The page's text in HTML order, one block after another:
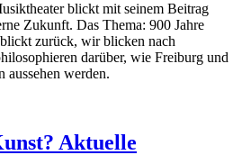
blickt mit seinem Beitrag
Zukunft. Das Thema: 900 Jahre
zurück, wir blicken nach
darüber, wie Freiburg und
aussehen werden.
Aktuelle